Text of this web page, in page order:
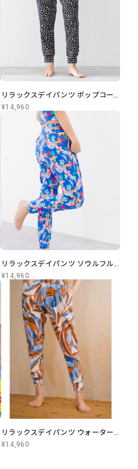
リラックスデイパンツ ポップコーン
¥14,960
リラックスデイパンツ ソウルフルライフ
¥14,960
リラックスデイパンツ ウォーターミラー
¥14,960